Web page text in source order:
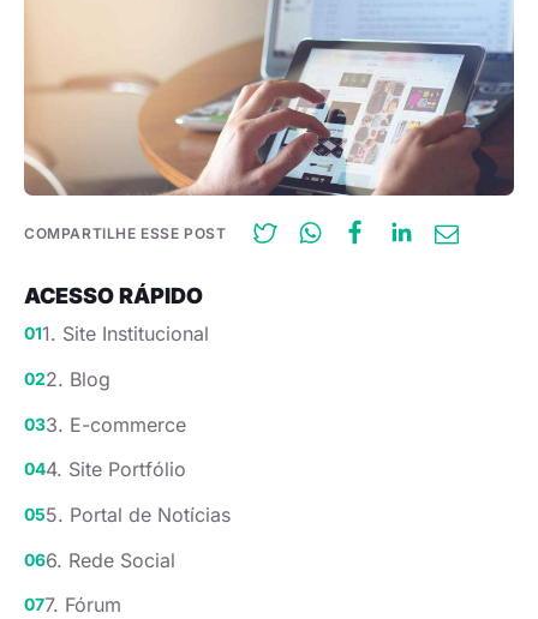
COMPARTILHE ESSE POST
ACESSO RÁPIDO
1. Site Institucional
2. Blog
3. E-commerce
4. Site Portfólio
5. Portal de Notícias
6. Rede Social
7. Fórum